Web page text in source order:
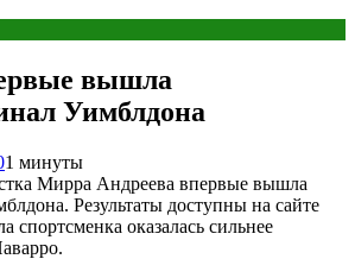
вышла
Уимблдона
1 минуты
Мирра Андреева впервые вышла
Результаты доступны на сайте
спортсменка оказалась сильнее